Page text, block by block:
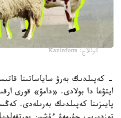
كوللاج: Kazinform
- كەپىلدىك بەرۋ ساياساتىنا
پايىزىنا كەپىلدىك بەرىلەدى.